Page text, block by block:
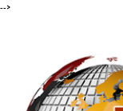
-->